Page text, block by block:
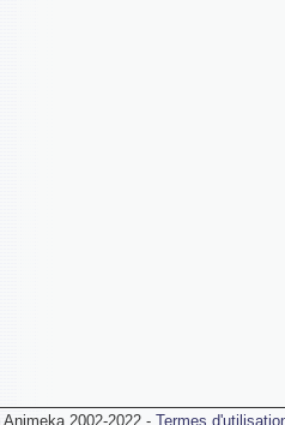
2002-2022 - Termes